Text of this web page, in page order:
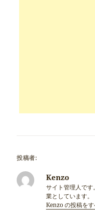
投稿者:
Kenzo
サイト管理人で
業としています。
Kenzo の投稿を